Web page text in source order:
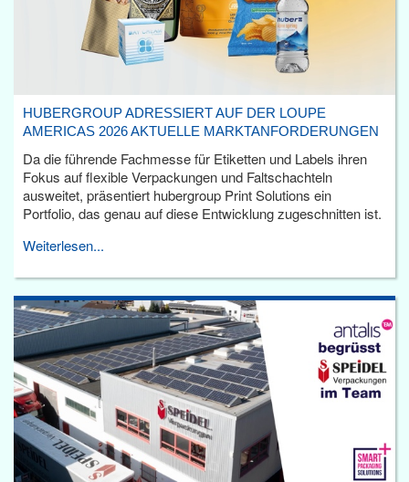
HUBERGROUP ADRESSIERT AUF DER LOUPE
AMERICAS 2026 AKTUELLE MARKTANFORDERUNGEN
Da die führende Fachmesse für Etiketten und Labels ihren
Fokus auf flexible Verpackungen und Faltschachteln
ausweitet, präsentiert hubergroup Print Solutions ein
Portfolio, das genau auf diese Entwicklung zugeschnitten ist.
Weiterlesen...